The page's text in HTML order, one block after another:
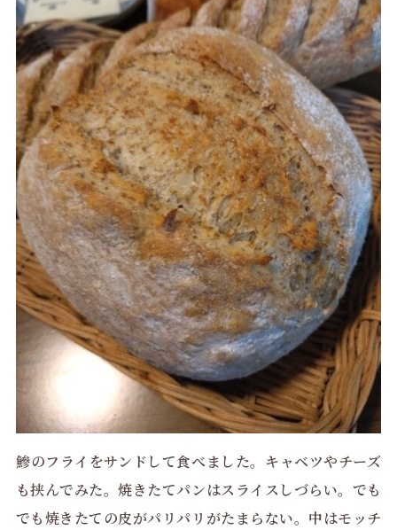
鰺のフライをサンドして食べました。キャベツやチーズ
も挟んでみた。焼きたてパンはスライスしづらい。でも
でも焼きたての皮がパリパリがたまらない。中はモッチ